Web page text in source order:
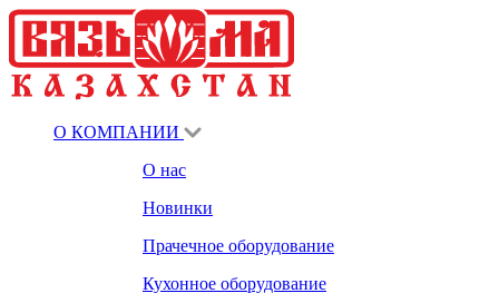
О КОМПАНИИ
О нас
Новинки
Прачечное оборудование
Кухонное оборудование